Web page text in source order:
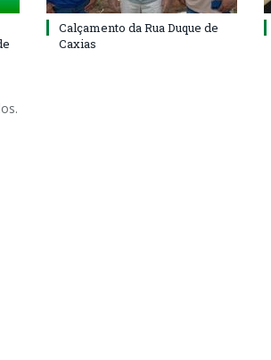
Calçamento da Rua Duque de
Caxias